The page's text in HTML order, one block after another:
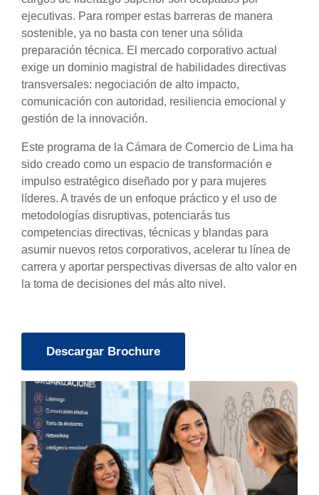
ejecutivas. Para romper estas barreras de manera
sostenible, ya no basta con tener una sólida
preparación técnica. El mercado corporativo actual
exige un dominio magistral de habilidades directivas
transversales: negociación de alto impacto,
comunicación con autoridad, resiliencia emocional y
gestión de la innovación.
Este programa de la Cámara de Comercio de Lima ha
sido creado como un espacio de transformación e
impulso estratégico diseñado por y para mujeres
líderes. A través de un enfoque práctico y el uso de
metodologías disruptivas, potenciarás tus
competencias directivas, técnicas y blandas para
asumir nuevos retos corporativos, acelerar tu línea de
carrera y aportar perspectivas diversas de alto valor en
la toma de decisiones del más alto nivel.
Descargar Brochure